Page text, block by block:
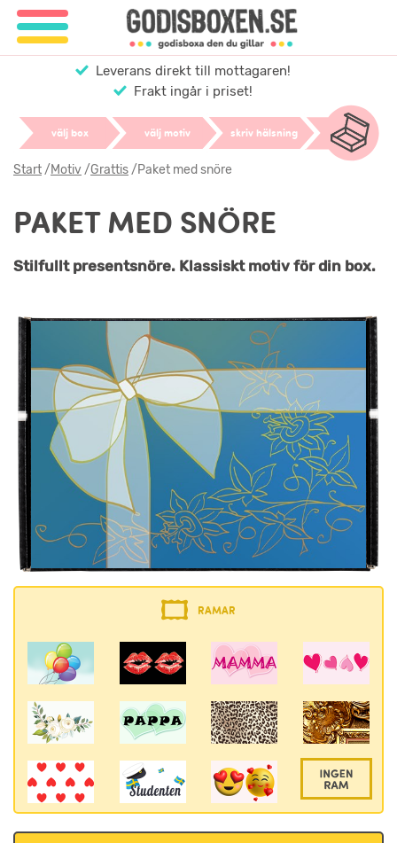
Leverans direkt till mottagaren!
Frakt ingår i priset!
välj box välj motiv skriv hälsning
Start/Motiv/Grattis/Paket med snöre
PAKET MED SNÖRE
Stilfullt presentsnöre. Klassiskt motiv för din box.
RAMAR